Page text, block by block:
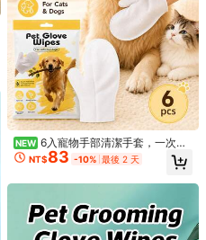
240片装宠物湿巾，猫狗免冲洗湿
巾，可清洁泪痕和身体部位，清洁湿
巾，宠物清洁用品，适合日常使用和
旅行
50+售出
NT$60
NEW 6入寵物手部清潔手套，一次性
清潔手套，貓狗清潔濕巾，適合快速
清潔、免吹乾乾洗，寵物清潔，適用
NT$83 -10% 最後 2 天